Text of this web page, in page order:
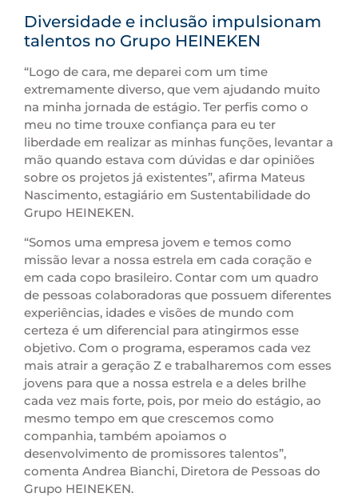
Diversidade e inclusão impulsionam
talentos no Grupo HEINEKEN
“Logo de cara, me deparei com um time
extremamente diverso, que vem ajudando muito
na minha jornada de estágio. Ter perfis como o
meu no time trouxe confiança para eu ter
liberdade em realizar as minhas funções, levantar a
mão quando estava com dúvidas e dar opiniões
sobre os projetos já existentes”, afirma Mateus
Nascimento, estagiário em Sustentabilidade do
Grupo HEINEKEN.
“Somos uma empresa jovem e temos como
missão levar a nossa estrela em cada coração e
em cada copo brasileiro. Contar com um quadro
de pessoas colaboradoras que possuem diferentes
experiências, idades e visões de mundo com
certeza é um diferencial para atingirmos esse
objetivo. Com o programa, esperamos cada vez
mais atrair a geração Z e trabalharemos com esses
jovens para que a nossa estrela e a deles brilhe
cada vez mais forte, pois, por meio do estágio, ao
mesmo tempo em que crescemos como
companhia, também apoiamos o
desenvolvimento de promissores talentos”,
comenta Andrea Bianchi, Diretora de Pessoas do
Grupo HEINEKEN.